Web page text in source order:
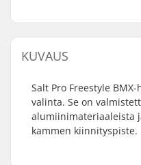
KUVAUS
Salt Pro Freestyle
valinta. Se on
alumiinimateriaaleista
kammen kiinnityspiste.